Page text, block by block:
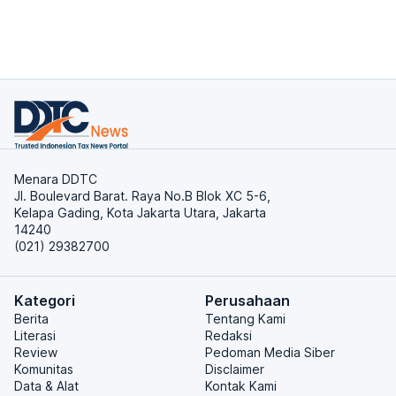
Menara DDTC
Jl. Boulevard Barat. Raya No.B Blok XC 5-6,
Kelapa Gading, Kota Jakarta Utara, Jakarta
14240
(021) 29382700
Kategori
Berita
Literasi
Review
Komunitas
Data & Alat
Perusahaan
Tentang Kami
Redaksi
Pedoman Media Siber
Disclaimer
Kontak Kami